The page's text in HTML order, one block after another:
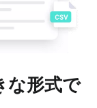
な形式で